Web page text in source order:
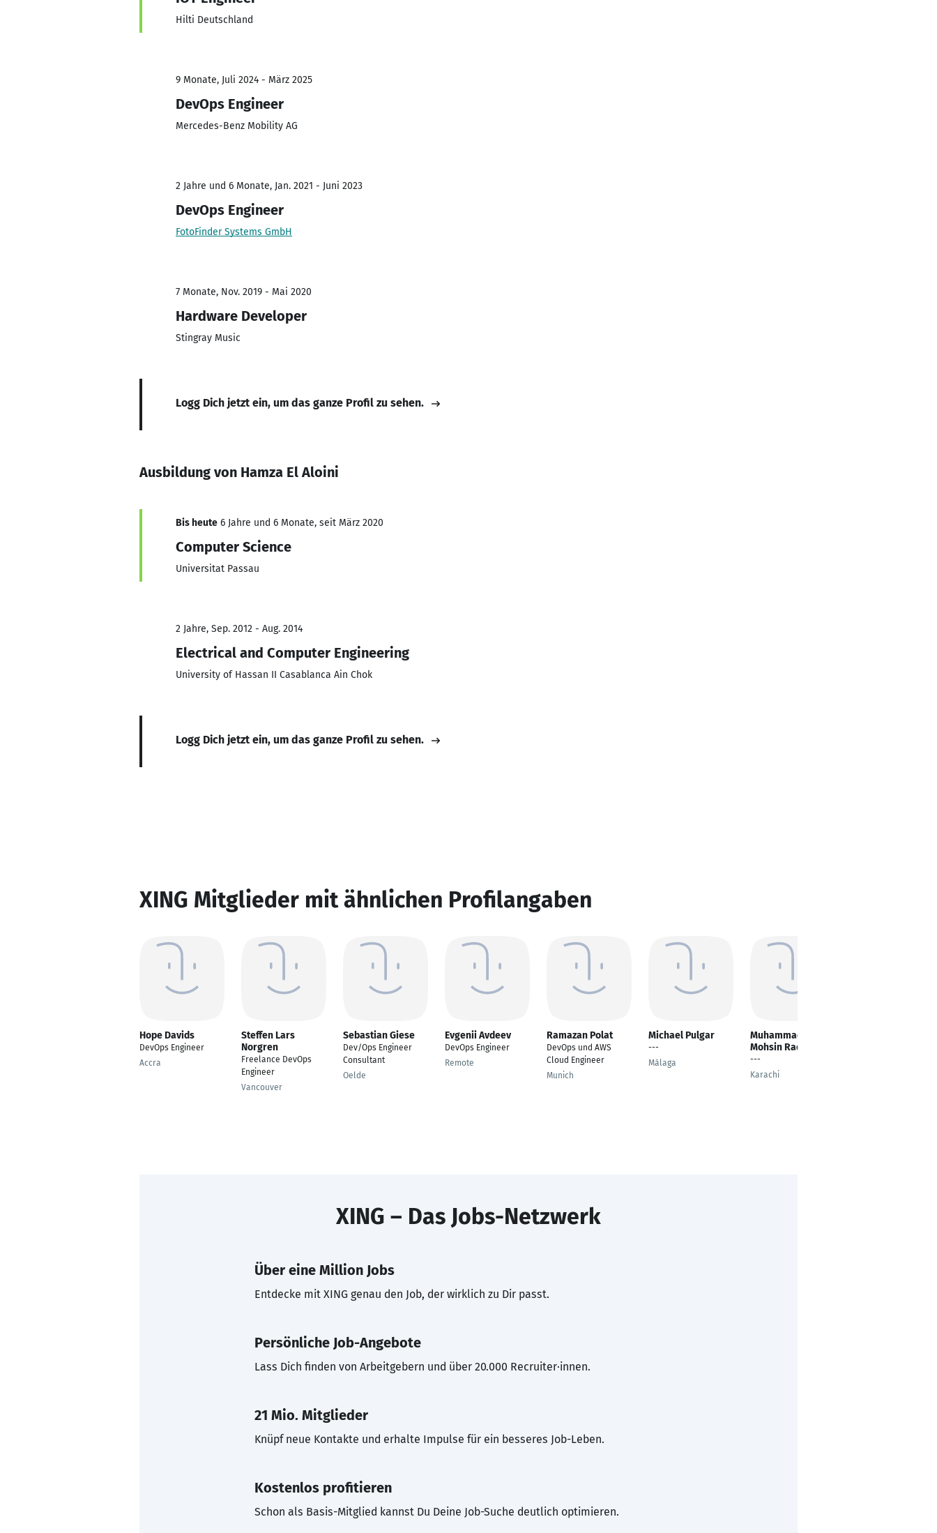
Hilti Deutschland
9 Monate, Juli 2024 - März 2025
DevOps Engineer
Mercedes-Benz Mobility AG
2 Jahre und 6 Monate, Jan. 2021 - Juni 2023
DevOps Engineer
FotoFinder Systems GmbH
7 Monate, Nov. 2019 - Mai 2020
Hardware Developer
Stingray Music
Logg Dich jetzt ein, um das ganze Profil zu sehen.
Ausbildung von Hamza El Aloini
Bis heute 6 Jahre und 6 Monate, seit März 2020
Computer Science
Universitat Passau
2 Jahre, Sep. 2012 - Aug. 2014
Electrical and Computer Engineering
University of Hassan II Casablanca Ain Chok
Logg Dich jetzt ein, um das ganze Profil zu sehen.
XING Mitglieder mit ähnlichen Profilangaben
Hope Davids
DevOps Engineer
Accra
Steffen Lars
Norgren
Freelance DevOps
Engineer
Vancouver
Sebastian Giese
Dev/Ops Engineer
Consultant
Oelde
Evgenii Avdeev
DevOps Engineer
Remote
Ramazan Polat
DevOps und AWS
Cloud Engineer
Munich
Michael Pulgar
---
Málaga
Muhammad
Mohsin Rao
---
Karachi
XING – Das Jobs-Netzwerk
Über eine Million Jobs
Entdecke mit XING genau den Job, der wirklich zu Dir passt.
Persönliche Job-Angebote
Lass Dich finden von Arbeitgebern und über 20.000 Recruiter·innen.
21 Mio. Mitglieder
Knüpf neue Kontakte und erhalte Impulse für ein besseres Job-Leben.
Kostenlos profitieren
Schon als Basis-Mitglied kannst Du Deine Job-Suche deutlich optimieren.